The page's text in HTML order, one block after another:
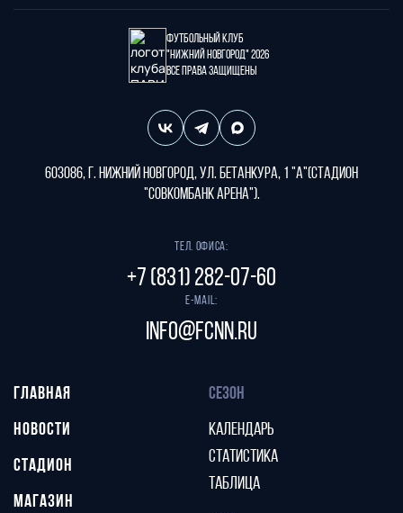
Футбольный клуб
"Нижний Новгород" 2026
Все права защищены
603086, г. Нижний Новгород, ул. Бетанкура, 1 "А"(стадион
"СОВКОМБАНК АРЕНА").
Тел. офиса:
+7 (831) 282-07-60
E-mail:
info@fcnn.ru
ГЛАВНАЯ
НОВОСТИ
СТАДИОН
МАГАЗИН
СЕЗОН
КАЛЕНДАРЬ
СТАТИСТИКА
ТАБЛИЦА